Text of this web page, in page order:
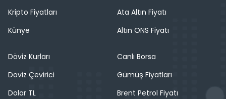
Kripto Fiyatları
Künye
Ata Altın Fiyatı
Altın ONS Fiyatı
Döviz Kurları
Döviz Çevirici
Dolar TL
Canlı Borsa
Gümüş Fiyatları
Brent Petrol Fiyatı